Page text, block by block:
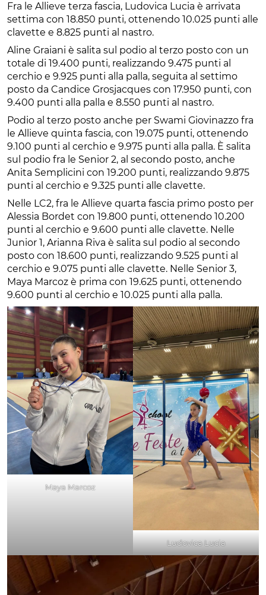
Fra le Allieve terza fascia, Ludovica Lucia è arrivata
settima con 18.850 punti, ottenendo 10.025 punti alle
clavette e 8.825 punti al nastro.
Aline Graiani è salita sul podio al terzo posto con un
totale di 19.400 punti, realizzando 9.475 punti al
cerchio e 9.925 punti alla palla, seguita al settimo
posto da Candice Grosjacques con 17.950 punti, con
9.400 punti alla palla e 8.550 punti al nastro.
Podio al terzo posto anche per Swami Giovinazzo fra
le Allieve quinta fascia, con 19.075 punti, ottenendo
9.100 punti al cerchio e 9.975 punti alla palla. È salita
sul podio fra le Senior 2, al secondo posto, anche
Anita Semplicini con 19.200 punti, realizzando 9.875
punti al cerchio e 9.325 punti alle clavette.
Nelle LC2, fra le Allieve quarta fascia primo posto per
Alessia Bordet con 19.800 punti, ottenendo 10.200
punti al cerchio e 9.600 punti alle clavette. Nelle
Junior 1, Arianna Riva è salita sul podio al secondo
posto con 18.600 punti, realizzando 9.525 punti al
cerchio e 9.075 punti alle clavette. Nelle Senior 3,
Maya Marcoz è prima con 19.625 punti, ottenendo
9.600 punti al cerchio e 10.025 punti alla palla.
Maya Marcoz
Ludovica Lucia